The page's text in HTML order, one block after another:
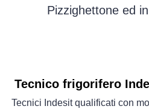
Pizzighettone ed
Tecnico frigorifero
Tecnici Indesit qualificati con